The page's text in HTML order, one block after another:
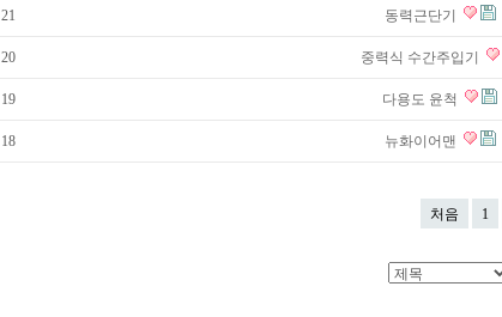
21 동력근단기
20 중력식 수간주입기
19 다용도 윤척
18 뉴화이어맨
처음 1